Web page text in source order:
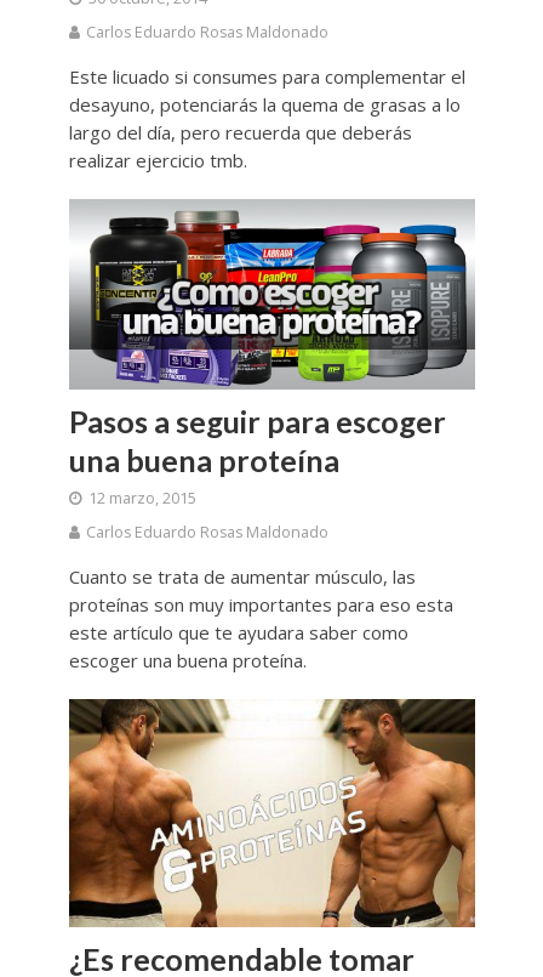
Carlos Eduardo Rosas Maldonado
Este licuado si consumes para complementar el
desayuno, potenciarás la quema de grasas a lo
largo del día, pero recuerda que deberás
realizar ejercicio tmb.
Pasos a seguir para escoger
una buena proteína
12 marzo, 2015
Carlos Eduardo Rosas Maldonado
Cuanto se trata de aumentar músculo, las
proteínas son muy importantes para eso esta
este artículo que te ayudara saber como
escoger una buena proteína.
¿Es recomendable tomar